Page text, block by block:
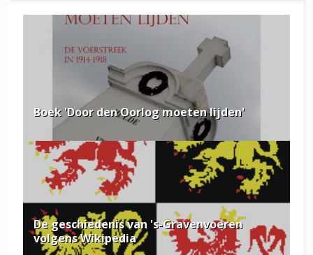
Boek 'Door den Oorlog moeten lijden'
De geschiedenis van 's-Gravenvoeren
volgens Wikipedia